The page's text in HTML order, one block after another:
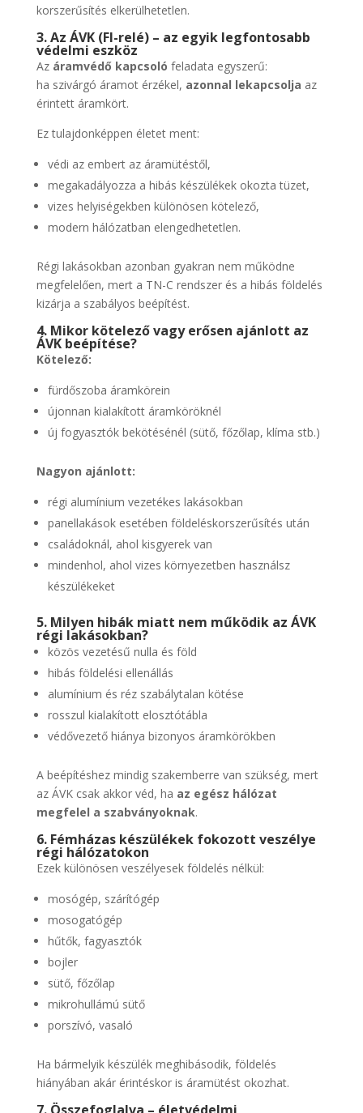
korszerűsítés elkerülhetetlen.
3. Az ÁVK (FI-relé) – az egyik legfontosabb
védelmi eszköz
Az áramvédő kapcsoló feladata egyszerű:
ha szivárgó áramot érzékel, azonnal lekapcsolja az
érintett áramkört.
Ez tulajdonképpen életet ment:
védi az embert az áramütéstől,
megakadályozza a hibás készülékek okozta tüzet,
vizes helyiségekben különösen kötelező,
modern hálózatban elengedhetetlen.
Régi lakásokban azonban gyakran nem működne
megfelelően, mert a TN-C rendszer és a hibás földelés
kizárja a szabályos beépítést.
4. Mikor kötelező vagy erősen ajánlott az
ÁVK beépítése?
Kötelező:
fürdőszoba áramkörein
újonnan kialakított áramköröknél
új fogyasztók bekötésénél (sütő, főzőlap, klíma stb.)
Nagyon ajánlott:
régi alumínium vezetékes lakásokban
panellakások esetében földeléskorszerűsítés után
családoknál, ahol kisgyerek van
mindenhol, ahol vizes környezetben használsz
készülékeket
5. Milyen hibák miatt nem működik az ÁVK
régi lakásokban?
közös vezetésű nulla és föld
hibás földelési ellenállás
alumínium és réz szabálytalan kötése
rosszul kialakított elosztótábla
védővezető hiánya bizonyos áramkörökben
A beépítéshez mindig szakemberre van szükség, mert
az ÁVK csak akkor véd, ha az egész hálózat
megfelel a szabványoknak.
6. Fémházas készülékek fokozott veszélye
régi hálózatokon
Ezek különösen veszélyesek földelés nélkül:
mosógép, szárítógép
mosogatógép
hűtők, fagyasztók
bojler
sütő, főzőlap
mikrohullámú sütő
porszívó, vasaló
Ha bármelyik készülék meghibásodik, földelés
hiányában akár érintéskor is áramütést okozhat.